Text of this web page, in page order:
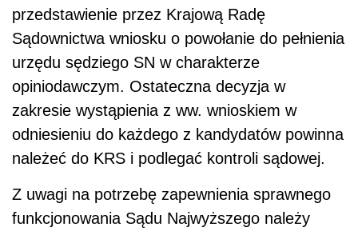
przedstawienie przez Krajową Radę
Sądownictwa wniosku o powołanie do pełnienia
urzędu sędziego SN w charakterze
opiniodawczym. Ostateczna decyzja w
zakresie wystąpienia z ww. wnioskiem w
odniesieniu do każdego z kandydatów powinna
należeć do KRS i podlegać kontroli sądowej.
Z uwagi na potrzebę zapewnienia sprawnego
funkcjonowania Sądu Najwyższego należy